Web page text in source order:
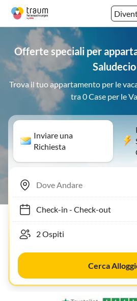
Offerte speciali per
Saludecio
Trova il tuo appartamento per le
tra 0 Case per le
Inviare una
Richiesta
Check-in- Check-out
Cerca